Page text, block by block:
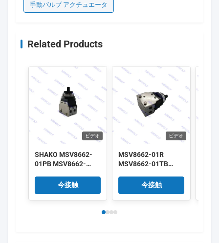
手動バルブ アクチュエータ
Related Products
ビデオ
SHAKO MSV8662-
01PB MSV8662-
01PPL MSV8662-
01EB 3/2方メカニカ
ルバルブ 1/8"
今接触
ビデオ
MSV8662-01R
MSV8662-01TB
MSV8662-01RL
SHAKO 3/2方向 メカ
ニカルバルブ 1/8"
今接触